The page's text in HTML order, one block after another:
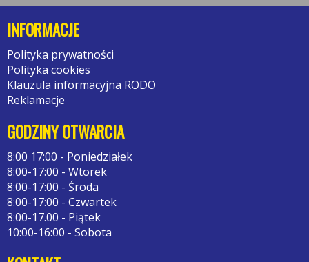
INFORMACJE
Polityka prywatności
Polityka cookies
Klauzula informacyjna RODO
Reklamacje
GODZINY OTWARCIA
8:00 17:00 - Poniedziałek
8:00-17:00 - Wtorek
8:00-17:00 - Środa
8:00-17:00 - Czwartek
8:00-17.00 - Piątek
10:00-16:00 - Sobota